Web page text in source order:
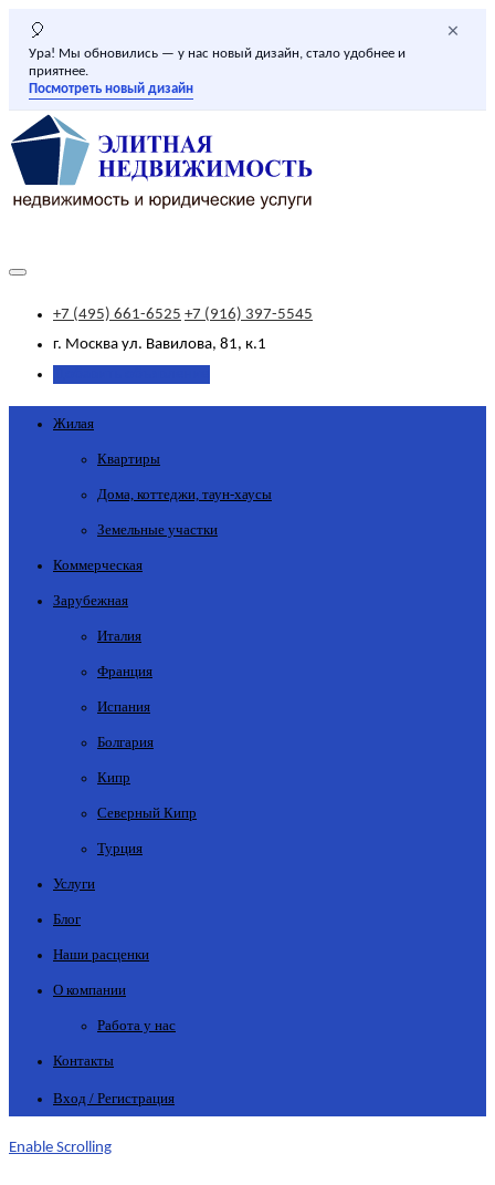
🎈
Ура! Мы обновились — у нас новый дизайн, стало удобнее и
приятнее.
Посмотреть новый дизайн
×
+7 (495) 661-6525 +7 (916) 397-5545
г. Москва ул. Вавилова, 81, к.1
Жилая
Квартиры
Дома, коттеджи, таун-хаусы
Земельные участки
Коммерческая
Зарубежная
Италия
Франция
Испания
Болгария
Кипр
Северный Кипр
Турция
Услуги
Блог
Наши расценки
О компании
Работа у нас
Контакты
Вход / Регистрация
Enable Scrolling